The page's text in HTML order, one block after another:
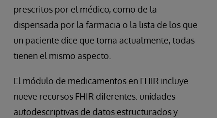
prescritos por el médico, como de la
dispensada por la farmacia o la lista de los que
un paciente dice que toma actualmente, todas
tienen el mismo aspecto.
El módulo de medicamentos en FHIR incluye
nueve recursos FHIR diferentes: unidades
autodescriptivas de datos estructurados y